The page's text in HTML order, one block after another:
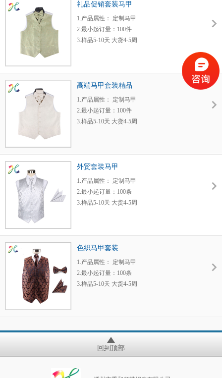
礼品促销套装马甲
1.产品属性： 定制马甲
2.最小起订量：100件
3.样品5-10天 大货4-5周
6.工厂价格，质量保证
高端马甲套装精品
1.产品属性： 定制马甲
2.最小起订量：100件
3.样品5-10天 大货4-5周
6.工厂价格，质量保证
外贸套装马甲
1.产品属性： 定制马甲
2.最小起订量：100条
3.样品5-10天 大货4-5周
6.工厂价格，质量保证
色织马甲套装
1.产品属性： 定制马甲
2.最小起订量：100条
3.样品5-10天 大货4-5周
6.工厂价格，质量保证
回到顶部